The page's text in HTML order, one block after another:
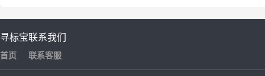
寻标宝
首页
联系我们
联系客服